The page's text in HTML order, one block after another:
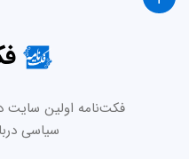
فکت‌نامه اولین
سیاسی